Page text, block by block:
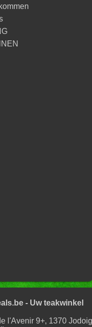
- Uw
l'Avenir 9+, 1370